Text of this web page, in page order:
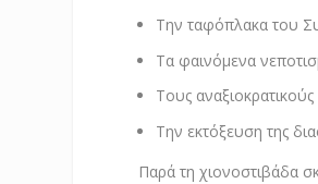
Την ταφόπλακα του
Τα φαινόμενα
Τους
Την εκτόξευση της
Παρά τη χιονοστιβάδα